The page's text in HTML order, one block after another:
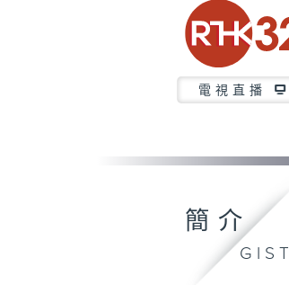
電視直播
簡介
GIST